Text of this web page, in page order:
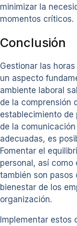
minimizar la
momentos críticos.
Conclusión
Gestionar las
un aspecto
ambiente laboral
de la comprensión
establecimiento de
de la
adecuadas, es
Fomentar el
personal, así
también son pasos
bienestar de los
organización.
Implementar estos